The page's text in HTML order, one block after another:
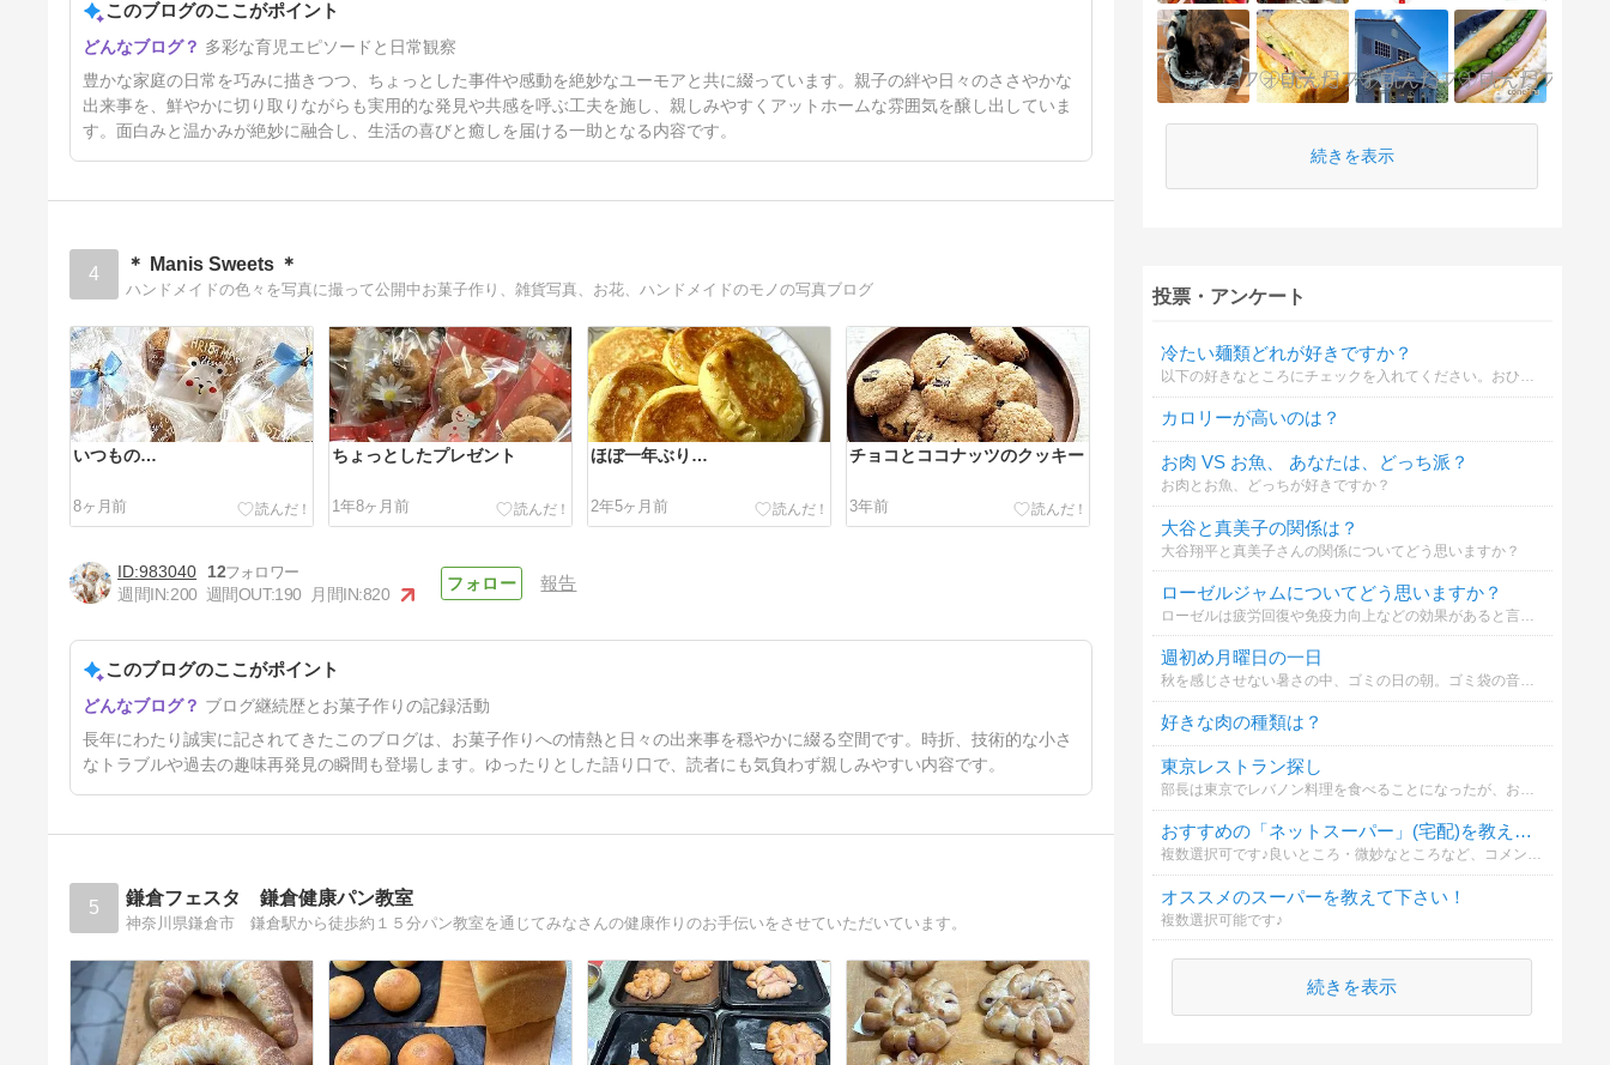
このブログのここがポイント
多彩な育児エピソードと日常観察
豊かな家庭の日常を巧みに描きつつ、ちょっとした事件や感動を絶妙なユーモアと共に綴っています。親子の絆や日々のささやかな
出来事を、鮮やかに切り取りながらも実用的な発見や共感を呼ぶ工夫を施し、親しみやすくアットホームな雰囲気を醸し出していま
す。面白みと温かみが絶妙に融合し、生活の喜びと癒しを届ける一助となる内容です。
4 ＊ Manis Sweets ＊
ハンドメイドの色々を写真に撮って公開中お菓子作り、雑貨写真、お花、ハンドメイドのモノの写真ブログ
いつもの…
8ヶ月前
ちょっとしたプレゼント
1年8ヶ月前
ほぼ一年ぶり…
2年5ヶ月前
チョコとココナッツのクッキー
3年前
ラングドシャ
3年前
983040
12
週間IN:200 週間OUT:190 月間IN:820
報告
このブログのここがポイント
ブログ継続歴とお菓子作りの記録活動
長年にわたり誠実に記されてきたこのブログは、お菓子作りへの情熱と日々の出来事を穏やかに綴る空間です。時折、技術的な小さ
なトラブルや過去の趣味再発見の瞬間も登場します。ゆったりとした語り口で、読者にも気負わず親しみやすい内容です。
5 鎌倉フェスタ 鎌倉健康パン教室
神奈川県鎌倉市 鎌倉駅から徒歩約１５分パン教室を通じてみなさんの健康作りのお手伝いをさせていただいています。
続きを表示
投票・アンケート
冷たい麺類どれが好きですか？
以下の好きなところにチェックを入れてください。おひとり何か所でも可能です。
カロリーが高いのは？
お肉 VS お魚、 あなたは、どっち派？
お肉とお魚、どっちが好きですか？
大谷と真美子の関係は？
大谷翔平と真美子さんの関係についてどう思いますか？
ローゼルジャムについてどう思いますか？
週初め月曜日の一日
秋を感じさせない暑さの中、ゴミの日の朝。ゴミ袋の音が苦手なレオ君のお話。
好きな肉の種類は？
東京レストラン探し
部長は東京でレバノン料理を食べることになったが、お店をどうやって見つけたか
おすすめの「ネットスーパー」(宅配)を教えてください！
複数選択可です♪良いところ・微妙なところなど、コメント頂けたら嬉しいです。
オススメのスーパーを教えて下さい！
複数選択可能です♪
続きを表示